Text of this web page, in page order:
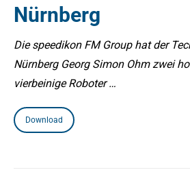
Nürnberg
Die speedikon FM Group hat der
Nürnberg Georg Simon Ohm zwei
vierbeinige Roboter …
Download